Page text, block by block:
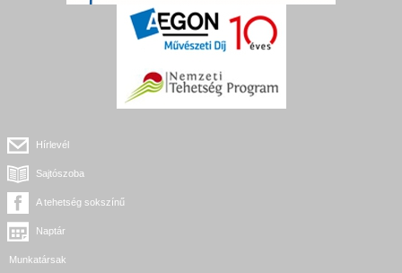
Hírlevél
Sajtószoba
A tehetség sokszínű
Naptár
Munkatársak